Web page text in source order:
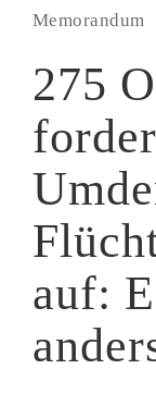
Memorandum
275
auf: